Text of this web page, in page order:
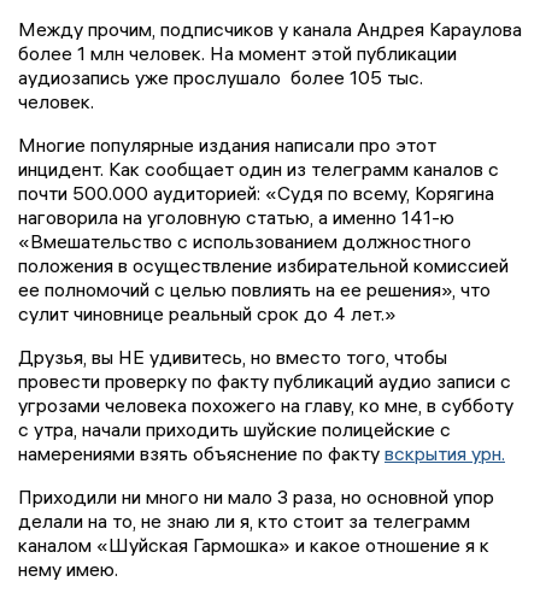
Между прочим, подписчиков у канала Андрея Караулова
более 1 млн человек. На момент этой публикации
аудиозапись уже прослушало более 105 тыс.
человек.
Многие популярные издания написали про этот
инцидент. Как сообщает один из телеграмм каналов с
почти 500.000 аудиторией: «Судя по всему, Корягина
наговорила на уголовную статью, а именно 141-ю
«Вмешательство с использованием должностного
положения в осуществление избирательной комиссией
ее полномочий с целью повлиять на ее решения», что
сулит чиновнице реальный срок до 4 лет.»
Друзья, вы НЕ удивитесь, но вместо того, чтобы
провести проверку по факту публикаций аудио записи с
угрозами человека похожего на главу, ко мне, в субботу
с утра, начали приходить шуйские полицейские с
намерениями взять объяснение по факту вскрытия урн.
Приходили ни много ни мало 3 раза, но основной упор
делали на то, не знаю ли я, кто стоит за телеграмм
каналом «Шуйская Гармошка» и какое отношение я к
нему имею.